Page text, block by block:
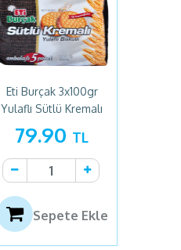
Eti Burçak 3x100gr
Yulaflı Sütlü Kremalı
79.90 TL
Sepete Ekle